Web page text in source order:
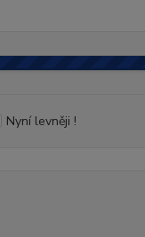
Nyní levněji !